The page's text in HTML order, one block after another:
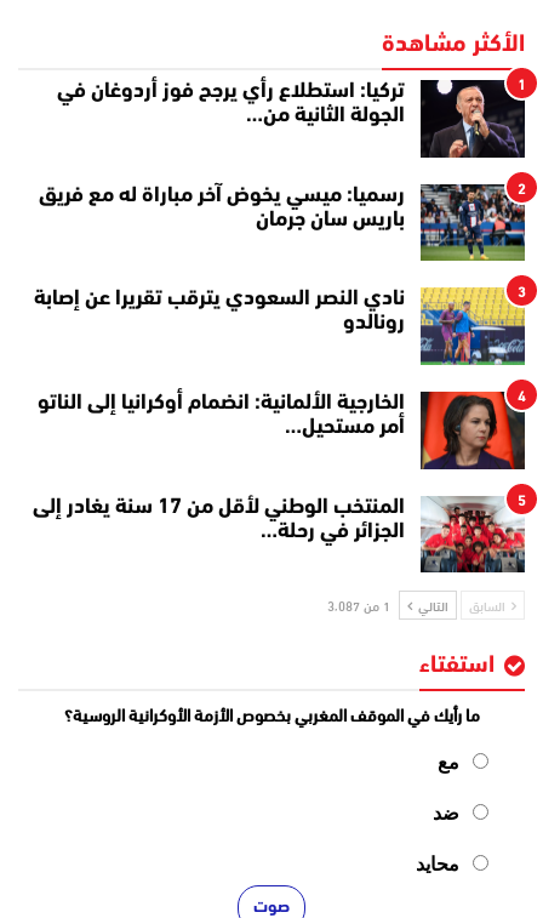
الأكثر مشاهدة
1
تركيا: استطلاع رأي يرجح فوز أردوغان في
الجولة الثانية من…
2
رسميا: ميسي يخوض آخر مباراة له مع فريق
باريس سان جرمان
3
نادي النصر السعودي يترقب تقريرا عن إصابة
رونالدو
4
الخارجية الألمانية: انضمام أوكرانيا إلى الناتو
أمر مستحيل…
5
المنتخب الوطني لأقل من 17 سنة يغادر إلى
الجزائر في رحلة…
السابق التالي 1 من 3٬087
استفتاء
ما رأيك في الموقف المغربي بخصوص الأزمة الأوكرانية الروسية؟
مع
ضد
محايد